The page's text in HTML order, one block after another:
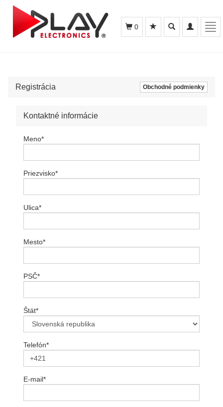
Toggle
navigation
Toggle
search
0
Registrácia Obchodné podmienky
Kontaktné informácie
Meno*
Priezvisko*
Ulica*
Mesto*
PSČ*
Štát*
Telefón*
E-mail*